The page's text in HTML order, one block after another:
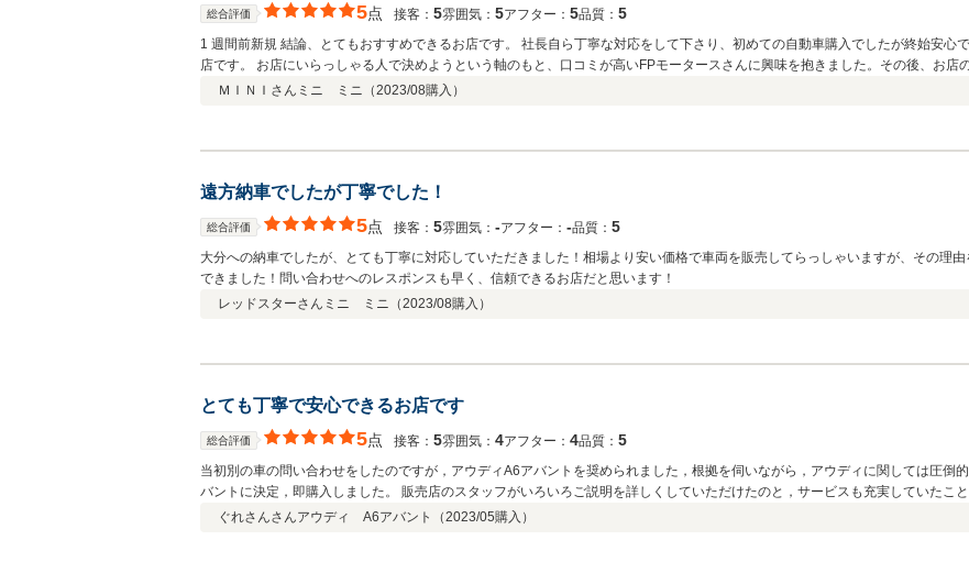
総合評価 5点 接客： 5雰囲気： 5アフター： 5品質： 5
1 週間前新規 結論、とてもおすすめできるお店です。 社長自ら丁寧な対応をして下さり、初めての自動車購入でしたが終始安心
店です。 お店にいらっしゃる人で決めようという軸のもと、口コミが高いFPモータースさんに興味を抱きました。その後、お店の方の人柄を見るべくお店に伺った際に、たまたまい
らっしゃった社長さんが対応してくださいました。 外車に特有な弱点や費用面など、デメリットに関しても率直に仰ってくださ
いただき、完璧な状態の車に乗れています。 これからのマイカー人生を楽しんでいきたいと思います！ この度は大変お世話
ＭＩＮＩさん ミニ ミニ（2023/08購入）
遠方納車でしたが丁寧でした！
総合評価 5点 接客： 5雰囲気： ‐アフター： ‐品質： 5
大分への納車でしたが、とても丁寧に対応していただきました！相場より安い価格で車両を販売してらっしゃいますが、その理
できました！問い合わせへのレスポンスも早く、信頼できるお店だと思います！
レッドスターさん ミニ ミニ（2023/08購入）
とても丁寧で安心できるお店です
総合評価 5点 接客： 5雰囲気： 4アフター： 4品質： 5
当初別の車の問い合わせをしたのですが，アウディA6アバントを奨められました，根拠を伺いながら，アウディに関しては圧倒
バントに決定，即購入しました。 販売店のスタッフがいろいろご説明を詳しくしていただけたのと，サービスも充実していたこ
ったので，いずれ修理をするときの予算繰りもたてられます。安心できました。 納車後100㎞ほど走りましたが，とても静かで
ぐれさんさんアウディ A6アバント（2023/05購入）